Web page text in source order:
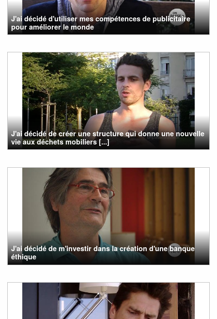
J'ai décidé d'utiliser mes compétences de publicitaire
pour améliorer le monde
J'ai décidé de créer une structure qui donne une nouvelle
vie aux déchets mobiliers [...]
J'ai décidé de m'investir dans la création d'une banque
éthique